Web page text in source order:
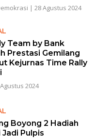
| 28 Agustus 2024
Team by Bank
Prestasi Gemilang
Kejurnas Time Rally
2024
Boyong 2 Hadiah
Pulpis